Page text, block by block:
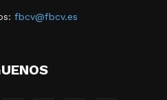
fbcv@fbcv.es